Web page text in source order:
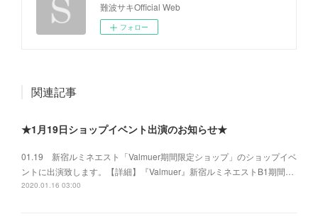
難波サキOfficial Web
フォロー
関連記事
★1月19日ショップイベント出演のお知らせ★
01.19 新宿ルミネエスト「Valmuer期間限定ショップ」のショップイベ
ントに出演致します。【詳細】『Valmuer』新宿ルミネエストB1期間…
2020.01.16 03:00